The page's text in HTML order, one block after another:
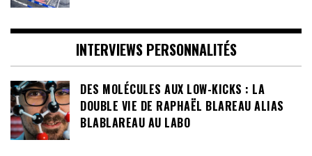
INTERVIEWS PERSONNALITÉS
DES MOLÉCULES AUX LOW-KICKS : LA
DOUBLE VIE DE RAPHAËL BLAREAU ALIAS
BLABLAREAU AU LABO